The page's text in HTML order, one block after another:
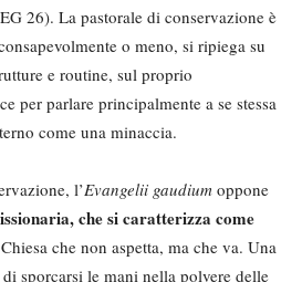
26). La pastorale di conservazione è
o meno, si ripiega su
e routine, sul proprio
per parlare principalmente a se stessa
come una minaccia.
l’Evangelii gaudium oppone
che si caratterizza come
che non aspetta, ma che va. Una
sporcarsi le mani nella polvere delle